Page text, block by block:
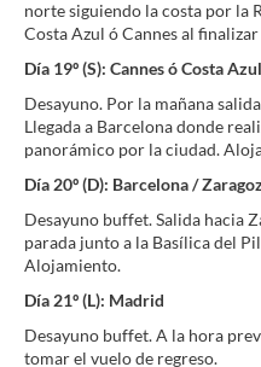
norte siguiendo la costa por la
Costa Azul ó Cannes al
Día 19º (S): Cannes ó Costa
Desayuno. Por la mañana
Llegada a Barcelona donde
panorámico por la ciudad.
Día 20º (D): Barcelona /
Desayuno buffet. Salida hacia
parada junto a la Basílica del
Alojamiento.
Día 21º (L): Madrid
Desayuno buffet. A la hora
tomar el vuelo de regreso.